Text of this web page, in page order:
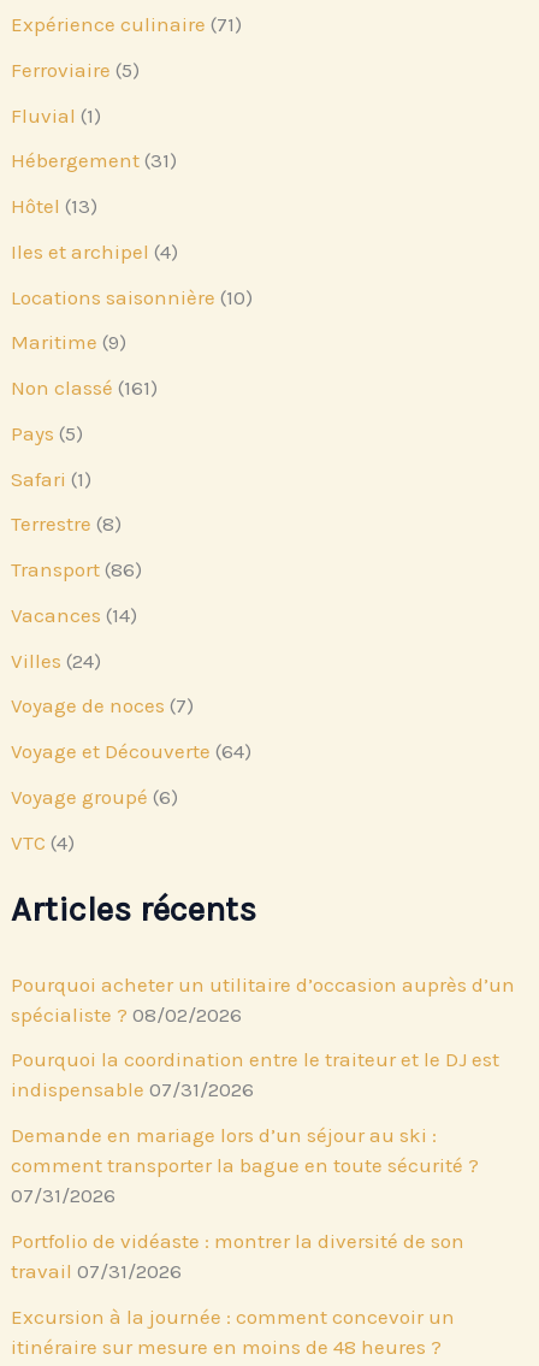
Expérience culinaire (71)
Ferroviaire (5)
Fluvial (1)
Hébergement (31)
Hôtel (13)
Iles et archipel (4)
Locations saisonnière (10)
Maritime (9)
Non classé (161)
Pays (5)
Safari (1)
Terrestre (8)
Transport (86)
Vacances (14)
Villes (24)
Voyage de noces (7)
Voyage et Découverte (64)
Voyage groupé (6)
VTC (4)
Articles récents
Pourquoi acheter un utilitaire d’occasion auprès d’un
spécialiste ? 08/02/2026
Pourquoi la coordination entre le traiteur et le DJ est
indispensable 07/31/2026
Demande en mariage lors d’un séjour au ski :
comment transporter la bague en toute sécurité ?
07/31/2026
Portfolio de vidéaste : montrer la diversité de son
travail 07/31/2026
Excursion à la journée : comment concevoir un
itinéraire sur mesure en moins de 48 heures ?